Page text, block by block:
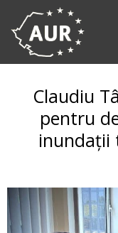
Claudiu
pentru
inundații